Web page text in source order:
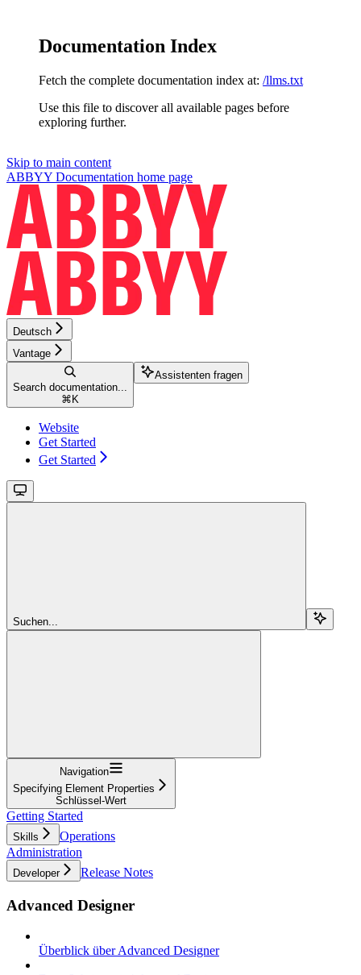
Documentation Index
Fetch the complete documentation index at: /llms.txt
Use this file to discover all available pages before
exploring further.
Skip to main content
ABBYY Documentation home page
Deutsch
Vantage
Search documentation...
⌘ K
Assistenten fragen
Website
Get Started
Get Started
Suchen...
Navigation
Specifying Element Properties
Schlüssel-Wert
Getting Started
Skills
Operations
Administration
Developer Release Notes
Advanced Designer
Überblick über Advanced Designer